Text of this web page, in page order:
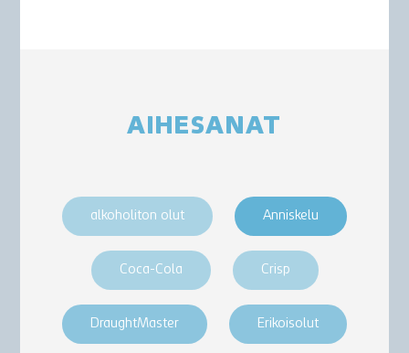
AIHESANAT
alkoholiton olut Anniskelu
Coca-Cola Crisp
DraughtMaster Erikoisolut